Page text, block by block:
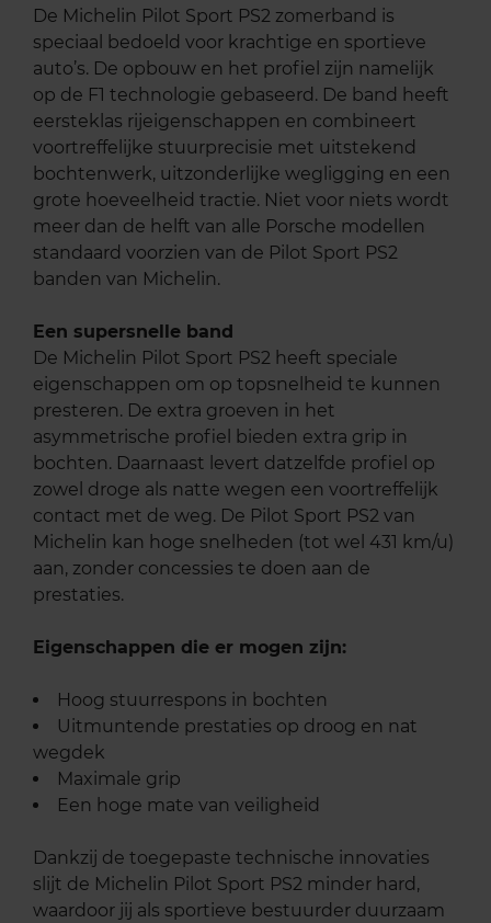
De Michelin Pilot Sport PS2 zomerband is
speciaal bedoeld voor krachtige en sportieve
auto’s. De opbouw en het profiel zijn namelijk
op de F1 technologie gebaseerd. De band heeft
eersteklas rijeigenschappen en combineert
voortreffelijke stuurprecisie met uitstekend
bochtenwerk, uitzonderlijke wegligging en een
grote hoeveelheid tractie. Niet voor niets wordt
meer dan de helft van alle Porsche modellen
standaard voorzien van de Pilot Sport PS2
banden van Michelin.
Een supersnelle band
De Michelin Pilot Sport PS2 heeft speciale
eigenschappen om op topsnelheid te kunnen
presteren. De extra groeven in het
asymmetrische profiel bieden extra grip in
bochten. Daarnaast levert datzelfde profiel op
zowel droge als natte wegen een voortreffelijk
contact met de weg. De Pilot Sport PS2 van
Michelin kan hoge snelheden (tot wel 431 km/u)
aan, zonder concessies te doen aan de
prestaties.
Eigenschappen die er mogen zijn:
Hoog stuurrespons in bochten
Uitmuntende prestaties op droog en nat
wegdek
Maximale grip
Een hoge mate van veiligheid
Dankzij de toegepaste technische innovaties
slijt de Michelin Pilot Sport PS2 minder hard,
waardoor jij als sportieve bestuurder duurzaam